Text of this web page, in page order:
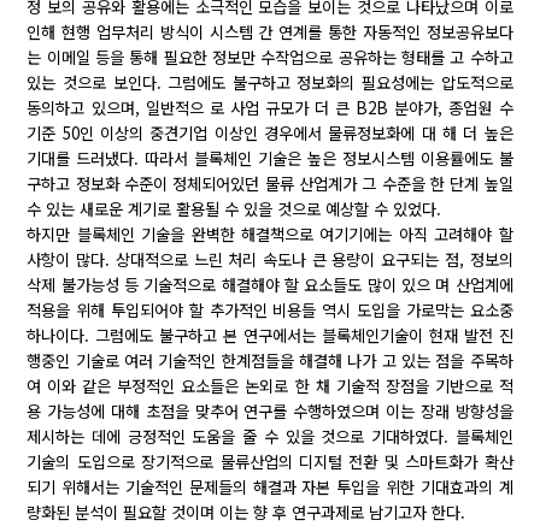
정 보의 공유와 활용에는 소극적인 모습을 보이는 것으로 나타났으며 이로
인해 현행 업무처리 방식이 시스템 간 연계를 통한 자동적인 정보공유보다
는 이메일 등을 통해 필요한 정보만 수작업으로 공유하는 형태를 고 수하고
있는 것으로 보인다. 그럼에도 불구하고 정보화의 필요성에는 압도적으로
동의하고 있으며, 일반적으 로 사업 규모가 더 큰 B2B 분야가, 종업원 수
기준 50인 이상의 중견기업 이상인 경우에서 물류정보화에 대 해 더 높은
기대를 드러냈다. 따라서 블록체인 기술은 높은 정보시스템 이용률에도 불
구하고 정보화 수준이 정체되어있던 물류 산업계가 그 수준을 한 단계 높일
수 있는 새로운 계기로 활용될 수 있을 것으로 예상할 수 있었다.
하지만 블록체인 기술을 완벽한 해결책으로 여기기에는 아직 고려해야 할
사항이 많다. 상대적으로 느린 처리 속도나 큰 용량이 요구되는 점, 정보의
삭제 불가능성 등 기술적으로 해결해야 할 요소들도 많이 있으 며 산업계에
적용을 위해 투입되어야 할 추가적인 비용들 역시 도입을 가로막는 요소중
하나이다. 그럼에도 불구하고 본 연구에서는 블록체인기술이 현재 발전 진
행중인 기술로 여러 기술적인 한계점들을 해결해 나가 고 있는 점을 주목하
여 이와 같은 부정적인 요소들은 논외로 한 채 기술적 장점을 기반으로 적
용 가능성에 대해 초점을 맞추어 연구를 수행하였으며 이는 장래 방향성을
제시하는 데에 긍정적인 도움을 줄 수 있을 것으로 기대하였다. 블록체인
기술의 도입으로 장기적으로 물류산업의 디지털 전환 및 스마트화가 확산
되기 위해서는 기술적인 문제들의 해결과 자본 투입을 위한 기대효과의 계
량화된 분석이 필요할 것이며 이는 향 후 연구과제로 남기고자 한다.